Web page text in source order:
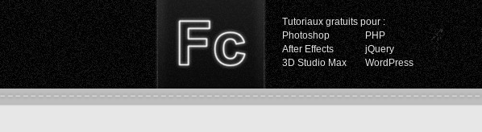
Tutoriaux gratuits pour :
Photoshop
PHP
After Effects
jQuery
3D Studio Max
WordPress